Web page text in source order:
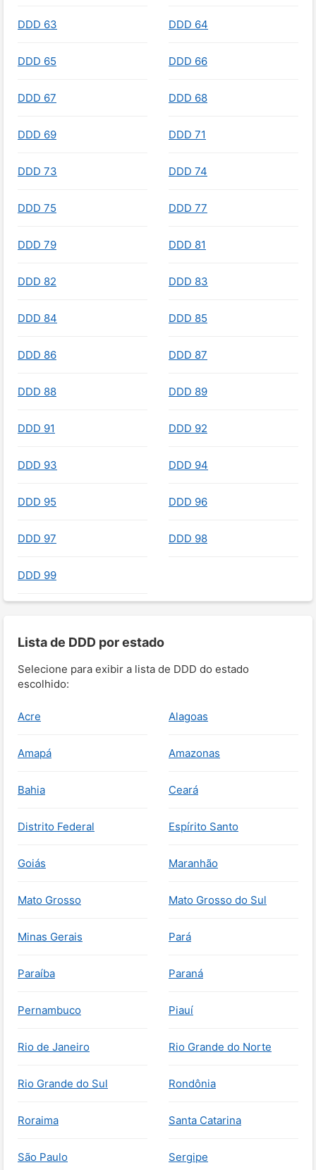
DDD 63 DDD 64
DDD 65 DDD 66
DDD 67 DDD 68
DDD 69 DDD 71
DDD 73 DDD 74
DDD 75 DDD 77
DDD 79 DDD 81
DDD 82 DDD 83
DDD 84 DDD 85
DDD 86 DDD 87
DDD 88 DDD 89
DDD 91 DDD 92
DDD 93 DDD 94
DDD 95 DDD 96
DDD 97 DDD 98
DDD 99
Lista de DDD por estado
Selecione para exibir a lista de DDD do estado
escolhido:
Acre Alagoas
Amapá Amazonas
Bahia Ceará
Distrito Federal Espírito Santo
Goiás Maranhão
Mato Grosso Mato Grosso do Sul
Minas Gerais Pará
Paraíba Paraná
Pernambuco Piauí
Rio de Janeiro Rio Grande do Norte
Rio Grande do Sul Rondônia
Roraima Santa Catarina
São Paulo Sergipe